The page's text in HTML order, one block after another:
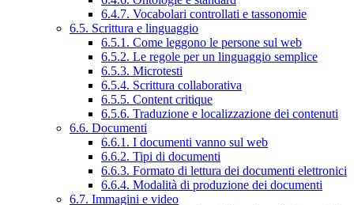
6.4.7. Vocabolari controllati e tassonomie
6.5. Scrittura e linguaggio
6.5.1. Come leggono le persone sul web
6.5.2. Le regole per un linguaggio semplice
6.5.3. Microtesti
6.5.4. Scrittura collaborativa
6.5.5. Content critique
6.5.6. Traduzione e localizzazione dei contenuti
6.6. Documenti
6.6.1. I documenti vanno sul web
6.6.2. Tipi di documenti
6.6.3. Formato di lettura dei documenti elettronici
6.6.4. Modalità di produzione dei documenti
6.7. Immagini e video